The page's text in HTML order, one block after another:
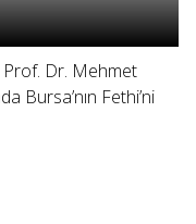
Dr. Mehmet
Bursa’nın Fethi’ni